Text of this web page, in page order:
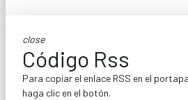
close
Código Rss
Para copiar el enlace RSS en el
haga clic en el botón.